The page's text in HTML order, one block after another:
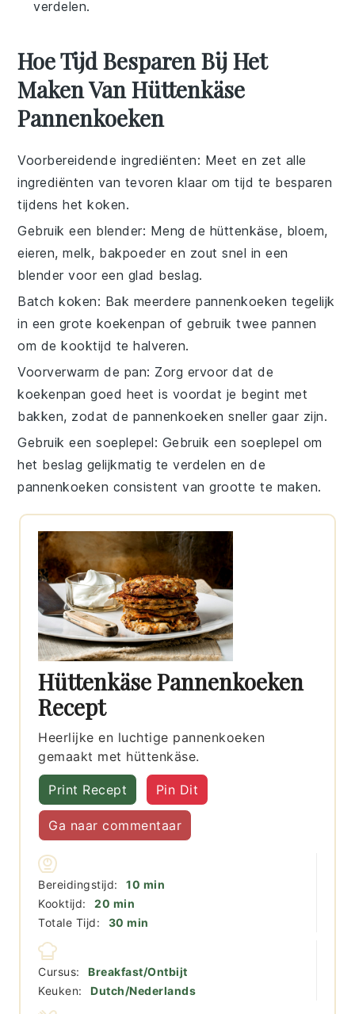
verdelen.
Hoe Tijd Besparen Bij Het
Maken Van Hüttenkäse
Pannenkoeken
Voorbereidende ingrediënten: Meet en zet alle
ingrediënten van tevoren klaar om tijd te besparen
tijdens het koken.
Gebruik een blender: Meng de hüttenkäse, bloem,
eieren,melk, bakpoeder en zout snel in een
blender voor een glad beslag.
Batch koken: Bak meerderepannenkoeken tegelijk
in een grote koekenpan of gebruik twee pannen
om de kooktijd te halveren.
Voorverwarm de pan: Zorg ervoor dat de
koekenpan goed heet is voordat je begint met
bakken, zodat de pannenkoeken sneller gaar zijn.
Gebruik een soeplepel: Gebruik een soeplepel om
het beslag gelijkmatig te verdelen en de
pannenkoeken consistent van grootte te maken.
Hüttenkäse Pannenkoeken
Recept
Heerlijke en luchtige pannenkoeken
gemaakt met hüttenkäse.
Print Recept Pin Dit
Ga naar commentaar
Bereidingstijd: 10 minuten
min
Kooktijd:
20 minuten
min
Totale Tijd:
30 minuten
min
Cursus:
Breakfast/Ontbijt
Keuken:
Dutch/Nederlands